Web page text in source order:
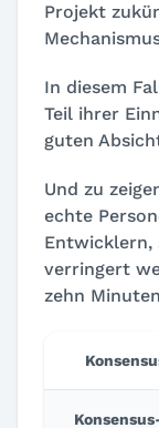
Projekt
In diesem
Teil ihrer
guten
Und zu
echte
Entwicklern,
verringert
zehn